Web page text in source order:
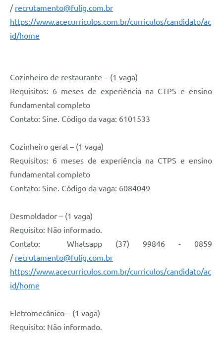
/ recrutamento@fulig.com.br
https://www.acecurriculos.com.br/curriculos/candidato/ac
id/home
Cozinheiro de restaurante – (1 vaga)
Requisitos: 6 meses de experiência na CTPS e ensino
fundamental completo
Contato: Sine. Código da vaga: 6101533
Cozinheiro geral – (1 vaga)
Requisitos: 6 meses de experiência na CTPS e ensino
fundamental completo
Contato: Sine. Código da vaga: 6084049
Desmoldador – (1 vaga)
Requisito: Não informado.
Contato: Whatsapp (37) 99846 - 0859
/ recrutamento@fulig.com.br
https://www.acecurriculos.com.br/curriculos/candidato/ac
id/home
Eletromecânico – (1 vaga)
Requisito: Não informado.